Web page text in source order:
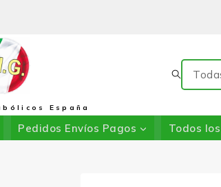
España
Pedidos Envíos Pagos Todos